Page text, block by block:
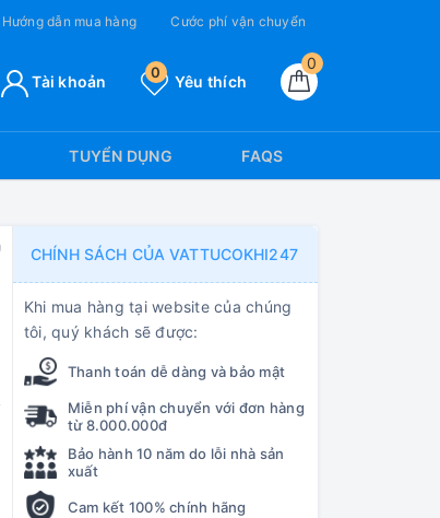
Hướng dẫn mua hàng Cước phí vận chuyển
0
Yêu thích
0
Tài khoản
TUYỂN DỤNG FAQS
CHÍNH SÁCH CỦA VATTUCOKHI247
Khi mua hàng tại website của chúng
tôi, quý khách sẽ được:
Thanh toán dễ dàng và bảo mật
Miễn phí vận chuyển với đơn hàng
từ 8.000.000đ
Bảo hành 10 năm do lỗi nhà sản
xuất
Cam kết 100% chính hãng